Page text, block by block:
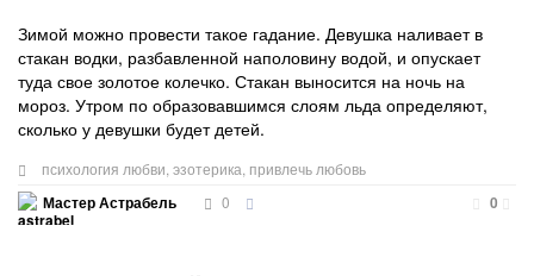
Зимой можно провести такое гадание. Девушка наливает в
стакан водки, разбавленной наполовину водой, и опускает
туда свое золотое колечко. Стакан выносится на ночь на
мороз. Утром по образовавшимся слоям льда определяют,
сколько у девушки будет детей.
психология любви эзотерика привлечь любовь
Мастер Астрабель
0 0